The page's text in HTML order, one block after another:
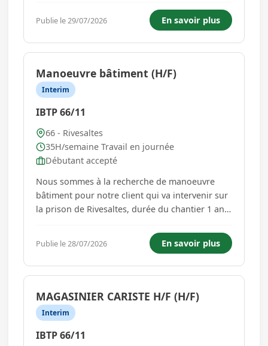
qualité et la conformité des réalisations -
Assurer la pose des ouvrages sur chantier -
Concevoir et...
Publie le 29/07/2026 En savoir plus
Manoeuvre bâtiment (H/F)
Interim
IBTP 66/11
66 - Rivesaltes
35H/semaine Travail en journée
Débutant accepté
Nous sommes à la recherche de manoeuvre
bâtiment pour notre client qui va intervenir sur
la prison de Rivesaltes, durée du chantier 1 an,
Session de recrutement par l'entreprise
utilisatrice en Septembre 2026. vos missions
seront : -aide au ferraillage -a...
Publie le 28/07/2026 En savoir plus
MAGASINIER CARISTE H/F (H/F)
Interim
IBTP 66/11